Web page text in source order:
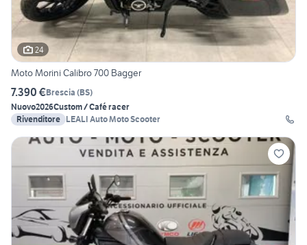
24
Moto Morini Calibro 700 Bagger
7.390 €Brescia (BS)
Nuovo2026Custom / Café racer
Rivenditore LEALI Auto Moto Scooter